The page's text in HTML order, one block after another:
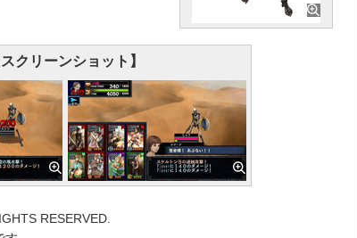
スクリーンショット】
RESERVED.